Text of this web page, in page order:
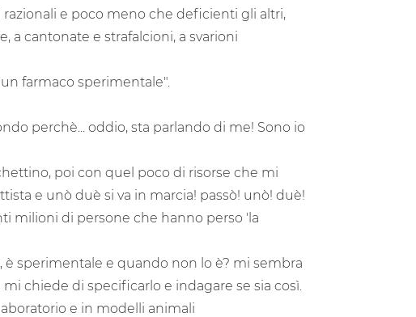
e poco meno che deficienti gli altri,
a cantonate e strafalcioni, a svarioni
farmaco sperimentale".
perchè... oddio, sta parlando di me! Sono io
poi con quel poco di risorse che mi
e unò duè si va in marcia! passò! unò! duè!
milioni di persone che hanno perso 'la
sperimentale e quando non lo è? mi sembra
chiede di specificarlo e indagare se sia così.
e in modelli animali